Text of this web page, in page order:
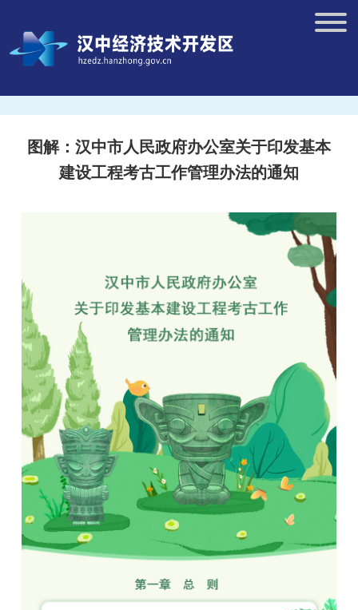
图解：汉中市人民政府办公室关于印发基本
建设工程考古工作管理办法的通知